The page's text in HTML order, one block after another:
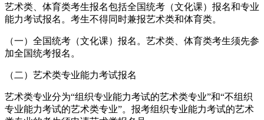
艺术类、体育类考生报名包括全国统考（文化课）报名和专业
能力考试报名。考生不得同时兼报艺术类和体育类。
（一）全国统考（文化课）报名。艺术类、体育类考生须先参
加全国统考报名。
（二）艺术类专业能力考试报名
艺术类专业分为“组织专业能力考试的艺术类专业”和“不组织
专业能力考试的艺术类专业”。报考组织专业能力考试的艺术